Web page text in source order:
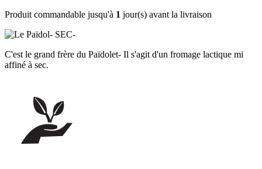
Produit commandable jusqu'à 1 jour(s) avant la livraison
C'est le grand frère du Païdolet- Il s'agit d'un fromage lactique mi
affiné à sec.